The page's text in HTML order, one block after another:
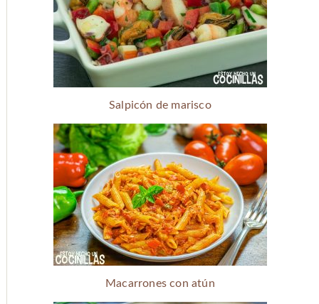
Salpicón de marisco
Macarrones con atún